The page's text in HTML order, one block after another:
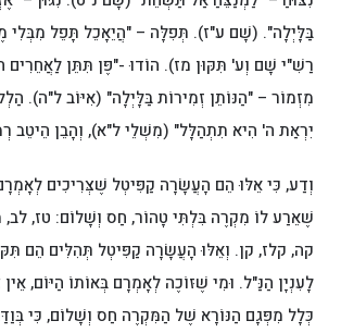
בַּלָּיְלָה". (שָׁם ע"ז). תְּפִלָּה – "הֲיֵאָכֵל תָּפֵל מִבְּלִי
רַשִׁ"י שָׁם וְע' תִּקּוּן מז). הוֹדוּ -"פֶּן תִּתֵּן
מִזְמוֹר – "הַנּוֹתֵן זְמִירוֹת בַּלָּיְלָה" (אִיּוֹב ל"ה).
יִרְאַת ה' הִיא תִתְהַלָּל" (מִשְׁלֵי ל"א), וְהָבֵן הֵיטֵב
וְדַע, כִּי אֵלּוּ הֵם הָעֲשָׂרָה קַפִּיטְל שֶׁצְּרִיכִים
שֶׁאֵרַע לוֹ מִקְרֶה בִּלְתִּי טָהוֹר, חַס וְשָׁלוֹם: טז, לב,
קה, קלז, קן. וְאֵלּוּ הָעֲשָׂרָה קַפִּיטְל תְּהִלִּים הֵם
לָעִנְיָן הַנַּ"ל. וּמִי שֶׁזּוֹכֶה לְאָמְרָם בְּאוֹתוֹ הַיּוֹם,
כְּלָל מִפְּגָם הַנּוֹרָא שֶׁל הַמִּקְרֶה חַס וְשָׁלוֹם, כִּי